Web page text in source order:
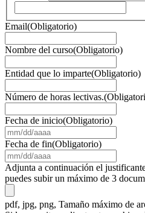
Email(Obligatorio)
Nombre del curso(Obligatorio)
Entidad que lo imparte(Obligatorio)
Número de horas lectivas.
Fecha de inicio(Obligatorio)
barra
DD
barra
AAAA
Fecha de fin(Obligatorio)
barra
DD
Adjunta a continuación el
puedes subir un máximo de 3
pdf, jpg, png, Tamaño máximo de